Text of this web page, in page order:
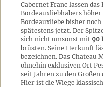
Cabernet Franc lassen
Bordeauxliebhabers höher
Bordeauxliebe bisher
spätestens jetzt. Der
sich nicht umsonst mit 90
brüsten. Seine Herkunft
bezeichnen. Das Chateau
ohnehin exklusiven Ort
seit Jahren zu den
Hier ist die Wiege